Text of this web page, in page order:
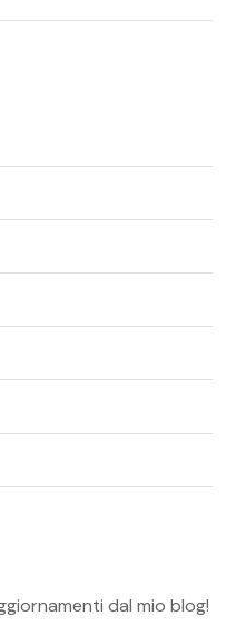
dal mio blog!